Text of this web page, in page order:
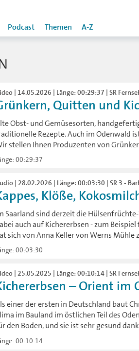
Podcast Themen A-Z
| 14.05.2026 | Länge: 00:29:37 | SR
Quitten und
Obst- und Gemüsesorten,
Rezepte. Auch im Odenwald
stellen Ihnen Produzenten von
00:29:37
| 28.02.2026 | Länge: 00:03:30 | SR 3 -
Klöße,
Saarland sind derzeit die
auch auf Kichererbsen - zum
sich von Anna Keller von Werns Mühle
00:03:30
| 25.05.2025 | Länge: 00:10:14 | SR
– Orient im
einer der ersten in Deutschland baut
im Bauland im östlichen Teil des
den Boden, und sie ist sehr gesund
00:10:14